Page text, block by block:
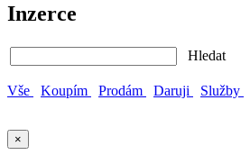
Inzerce
Hledat
Vše Koupím Prodám Daruji Služby
×